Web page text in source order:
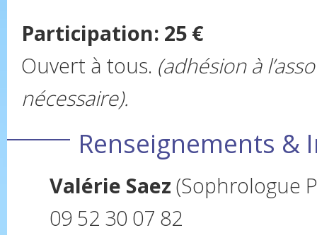
Participation: 25 €
Ouvert à tous. (adhésion à
nécessaire).
Renseignements &
Valérie Saez (Sophrologue
09 52 30 07 82